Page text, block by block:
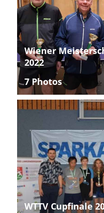
Wiener
2022
7 Photos
WTTV Cupfinale